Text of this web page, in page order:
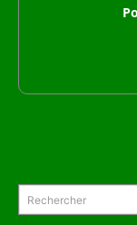
Rechercher